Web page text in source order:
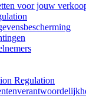
voor jouw
Regulation